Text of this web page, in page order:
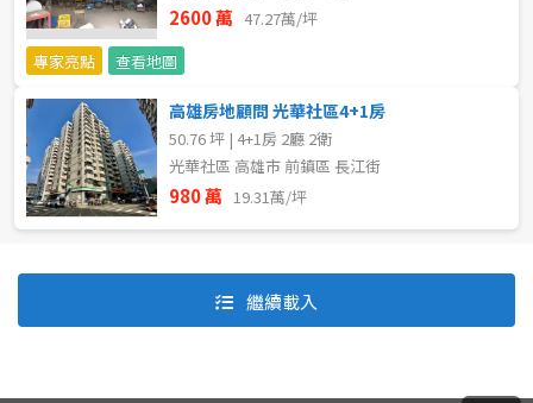
預設排序
價格從高到低
2600 萬 47.27萬/坪
專家亮點
查看地圖
高雄房地顧問 光華社區4+1房
50.76 坪 | 4+1房 2廳 2衛
光華社區 高雄市 前鎮區 長江街
980 萬 19.31萬/坪
繼續載入